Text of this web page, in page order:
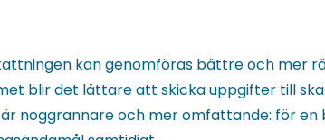
kan genomföras bättre och mer
blir det lättare att skicka uppgifter till
noggrannare och mer omfattande: för en